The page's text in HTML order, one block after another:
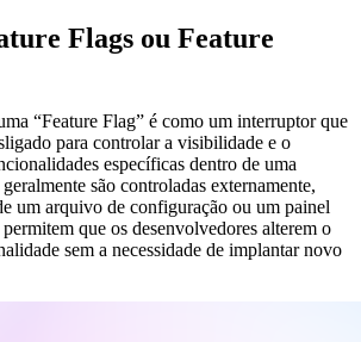
Flags ou Feature
“Feature Flag” é como um interruptor que
para controlar a visibilidade e o
específicas dentro de uma
são controladas externamente,
um arquivo de configuração ou um painel
que os desenvolvedores alterem o
sem a necessidade de implantar novo